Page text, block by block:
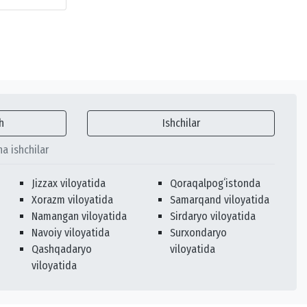
Ishchilar
ishchilar
Jizzax viloyatida
Xorazm viloyatida
Namangan viloyatida
Navoiy viloyatida
Qashqadaryo
viloyatida
Qoraqalpogʻistonda
Samarqand viloyatida
Sirdaryo viloyatida
Surxondaryo
viloyatida